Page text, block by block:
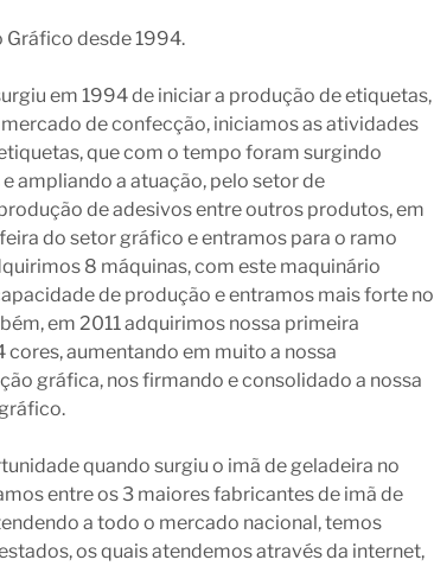
desde 1994.
em 1994 de iniciar a produção de etiquetas,
de confecção, iniciamos as atividades
que com o tempo foram surgindo
ampliando a atuação, pelo setor de
de adesivos entre outros produtos, em
do setor gráfico e entramos para o ramo
8 máquinas, com este maquinário
de produção e entramos mais forte no
em 2011 adquirimos nossa primeira
cores, aumentando em muito a nossa
gráfica, nos firmando e consolidado a nossa
quando surgiu o imã de geladeira no
entre os 3 maiores fabricantes de imã de
a todo o mercado nacional, temos
os quais atendemos através da internet,